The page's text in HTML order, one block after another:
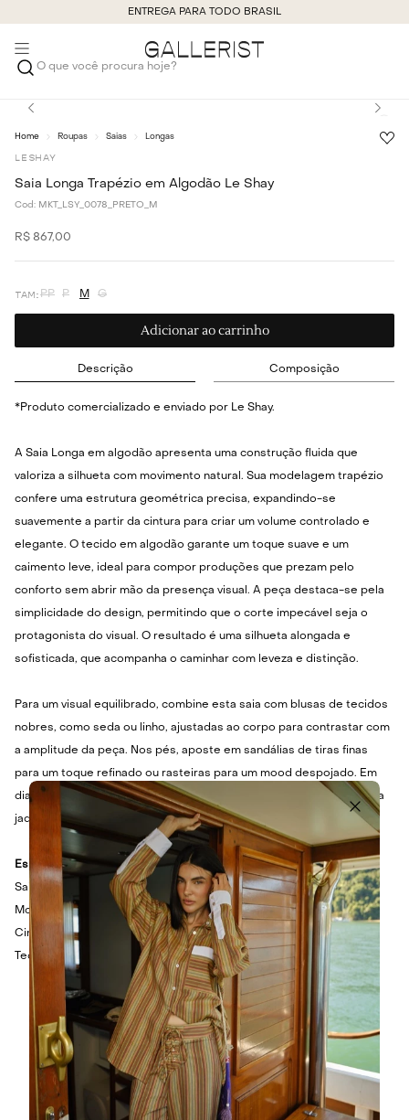
ENTREGA PARA TODO BRASIL
O que você procura hoje?
Roupas Saias Longas
LE SHAY
Saia Longa Trapézio em Algodão Le Shay
Cod: MKT_LSY_0078_PRETO_M
R$ 867,00
PP P M G
Adicionar ao carrinho
Descrição Composição
*Produto comercializado e enviado por Le Shay.
A Saia Longa em algodão apresenta uma construção fluida que
valoriza a silhueta com movimento natural. Sua modelagem trapézio
confere uma estrutura geométrica precisa, expandindo-se
suavemente a partir da cintura para criar um volume controlado e
elegante. O tecido em algodão garante um toque suave e um
caimento leve, ideal para compor produções que prezam pelo
conforto sem abrir mão da presença visual. A peça destaca-se pela
simplicidade do design, permitindo que o corte impecável seja o
protagonista do visual. O resultado é uma silhueta alongada e
sofisticada, que acompanha o caminhar com leveza e distinção.
Para um visual equilibrado, combine esta saia com blusas de tecidos
nobres, como seda ou linho, ajustadas ao corpo para contrastar com
a amplitude da peça. Nos pés, aposte em sandálias de tiras finas
para um toque refinado ou rasteiras para um mood despojado. Em
dias de temperatura amena, adicione um blazer estruturado ou uma
jaqueta para sobrepor, criando uma composição moderna.
Especificações Técnicas
Saia longa em algodão
Modelagem evasê
Cintura alta
Tecido possui leve transparência